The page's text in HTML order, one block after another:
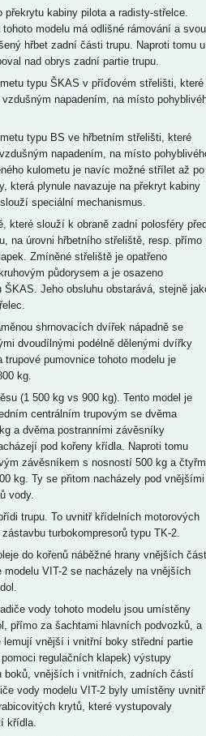
překrytu kabiny pilota a radisty-střelce.
modelu má odlišné rámování a svou
hřbet zadní části trupu. Naproti tomu u
nad obrys zadní partie trupu.
typu ŠKAS v příďovém střelišti, které
napadením, na místo
typu BS ve hřbetním střelišti, které
napadením, na místo
kulometu je navíc možné střílet až po
která plynule navazuje na překryt kabiny
speciální mechanismus.
které slouží k obraně zadní polosféry
na úrovni hřbetního střeliště, resp. přímo
Zmíněné střeliště je opatřeno
půdorysem a je osazeno
Jeho obsluhu obstarává, stejně
shrnovacích dvířek nápadně se
dvoudílnými podélně dělenými dvířky
pumovnice tohoto modelu je
kg.
(1 500 kg vs 900 kg). Tento model je
centrálním trupovým se dvěma
a dvěma postranními závěsníky
pod kořeny křídla. Naproti tomu
závěsníkem s nosností 500 kg a
kg. Ty se přitom nacházely pod vnějšími
vody.
trupu. To uvnitř křídelních motorových
turbokompresorů typu TK-2.
do kořenů náběžné hrany vnějších
VIT-2 se nacházely na vnějších
vody tohoto modelu jsou umístěny
přímo za šachtami hlavních podvozků, a
vnější i vnitřní boky střední partie
regulačních klapek) výstupy
boků, vnějších i vnitřních, zadních částí
vody modelu VIT-2 byly umístěny uvnitř
krytů, které vystupovaly
křídla.